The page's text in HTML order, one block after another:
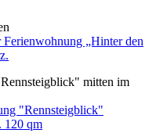
„Hinter den
"Rennsteigblick"
120 qm